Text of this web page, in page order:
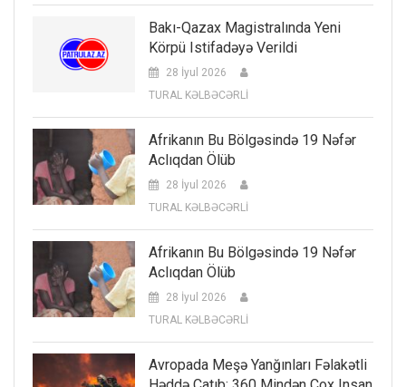
Bakı-Qazax Magistralında Yeni
Körpü Istifadəyə Verildi
28 İyul 2026
TURAL KƏLBƏCƏRLİ
Afrikanın Bu Bölgəsində 19 Nəfər
Aclıqdan Ölüb
28 İyul 2026
TURAL KƏLBƏCƏRLİ
Afrikanın Bu Bölgəsində 19 Nəfər
Aclıqdan Ölüb
28 İyul 2026
TURAL KƏLBƏCƏRLİ
Avropada Meşə Yanğınları Fəlakətli